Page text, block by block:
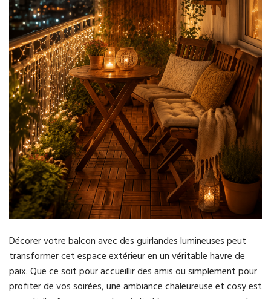
Décorer votre balcon avec des guirlandes lumineuses peut
transformer cet espace extérieur en un véritable havre de
paix. Que ce soit pour accueillir des amis ou simplement pour
profiter de vos soirées, une ambiance chaleureuse et cosy est